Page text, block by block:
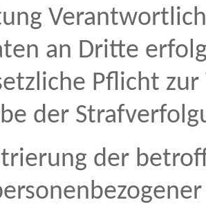
an Dritte
Pflicht
der
der